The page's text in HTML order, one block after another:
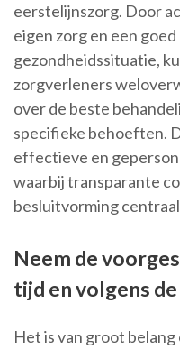
eerstelijnszorg. Door
eigen zorg en een
gezondheidssituatie,
zorgverleners
over de beste
specifieke behoeften.
effectieve en
waarbij transparante
besluitvorming
Neem de
tijd en volgens
Het is van groot